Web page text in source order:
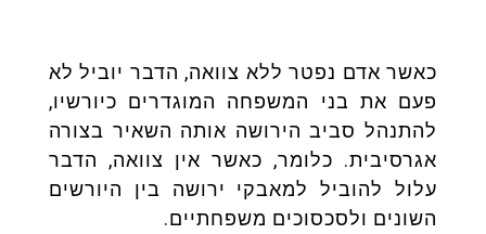
כאשר אדם נפטר ללא צוואה, הדבר יוביל לא
פעם את בני המשפחה המוגדרים כיורשיו,
להתנהל סביב הירושה אותה השאיר בצורה
אגרסיבית. כלומר, כאשר אין צוואה, הדבר
עלול להוביל למאבקי ירושה בין היורשים
השונים ולסכסוכים משפחתיים.